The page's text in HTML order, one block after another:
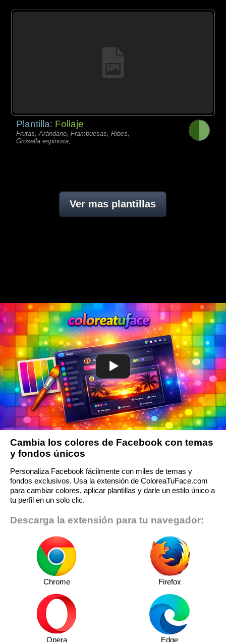
Plantilla: Follaje
Frutas, Arándano, Frambuesas, Ribes,
Grosella espinosa,
Ver mas plantillas
Cambia los colores de Facebook con temas
y fondos únicos
Personaliza Facebook fácilmente con miles de temas y
fondos exclusivos. Usa la extensión de ColoreaTuFace.com
para cambiar colores, aplicar plantillas y darle un estilo único a
tu perfil en un solo clic.
Descarga la extensión para tu navegador:
Chrome Firefox
Opera Edge